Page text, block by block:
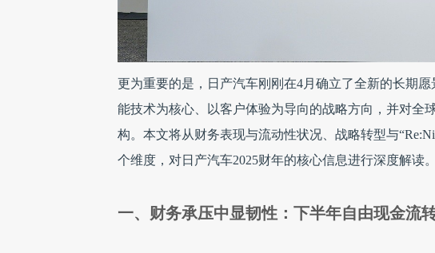
更为重要的是，日产汽车刚刚在4月确立了全新的长期
能技术为核心、以客户体验为导向的战略方向，并对全
构。本文将从财务表现与流动性状况、战略转型与
个维度，对日产汽车2025财年的核心信息进行深度解读。
一、财务承压中显韧性：下半年自由现金流